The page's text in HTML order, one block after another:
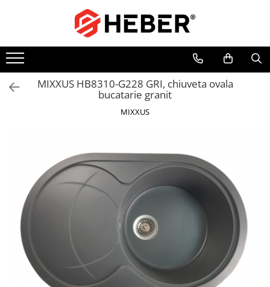
Toate Produsele
Mixere cu bol
Aer conditionat
Pompe apa de suprafata
Motopompe
Hidrofoare
Hidrofor cu pompa submersibila
Pompe de stropit
Pompe de stropit electrice
Pompe de stropit manuale
MIXXUS HB8310-G228 GRI, chiuveta ovala
bucatarie granit
MIXXUS